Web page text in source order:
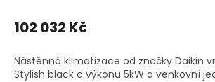
102 032 Kč
Nástěnná klimatizace od značky Daikin
Stylish black o výkonu 5kW a venkovní